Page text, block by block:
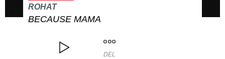
ROHAT
BECAUSE MAMA
DEL